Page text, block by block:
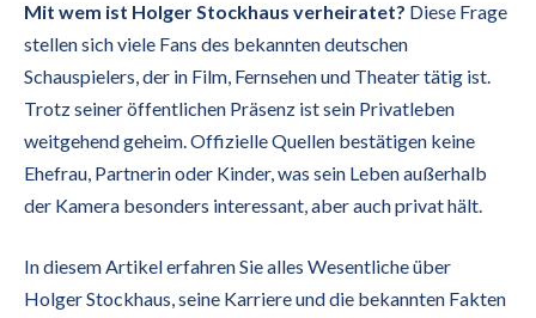
Mit wem ist Holger Stockhaus verheiratet? Diese Frage
stellen sich viele Fans des bekannten deutschen
Schauspielers, der in Film, Fernsehen und Theater tätig ist.
Trotz seiner öffentlichen Präsenz ist sein Privatleben
weitgehend geheim. Offizielle Quellen bestätigen keine
Ehefrau, Partnerin oder Kinder, was sein Leben außerhalb
der Kamera besonders interessant, aber auch privat hält.
In diesem Artikel erfahren Sie alles Wesentliche über
Holger Stockhaus, seine Karriere und die bekannten Fakten